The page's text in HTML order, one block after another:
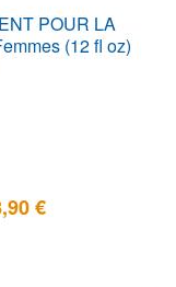
POUR LA
(12 fl oz)
€